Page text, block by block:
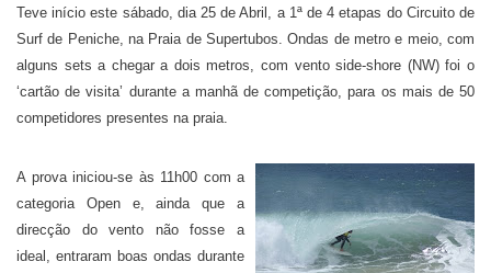
Teve início este sábado, dia 25 de Abril, a 1ª de 4 etapas do Circuito de
Surf de Peniche, na Praia de Supertubos. Ondas de metro e meio, com
alguns sets a chegar a dois metros, com vento side-shore (NW) foi o
‘cartão de visita’ durante a manhã de competição, para os mais de 50
competidores presentes na praia.
A prova iniciou-se às 11h00 com a
categoria Open e, ainda que a
direcção do vento não fosse a
ideal, entraram boas ondas durante